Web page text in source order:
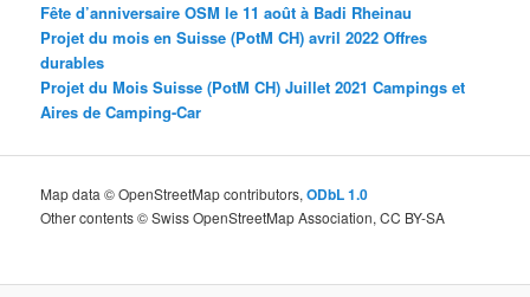
Fête d’anniversaire OSM le 11 août à Badi Rheinau
Projet du mois en Suisse (PotM CH) avril 2022 Offres
durables
Projet du Mois Suisse (PotM CH) Juillet 2021 Campings et
Aires de Camping-Car
Map data © OpenStreetMap contributors,ODbL 1.0
Other contents © Swiss OpenStreetMap Association, CC BY-SA